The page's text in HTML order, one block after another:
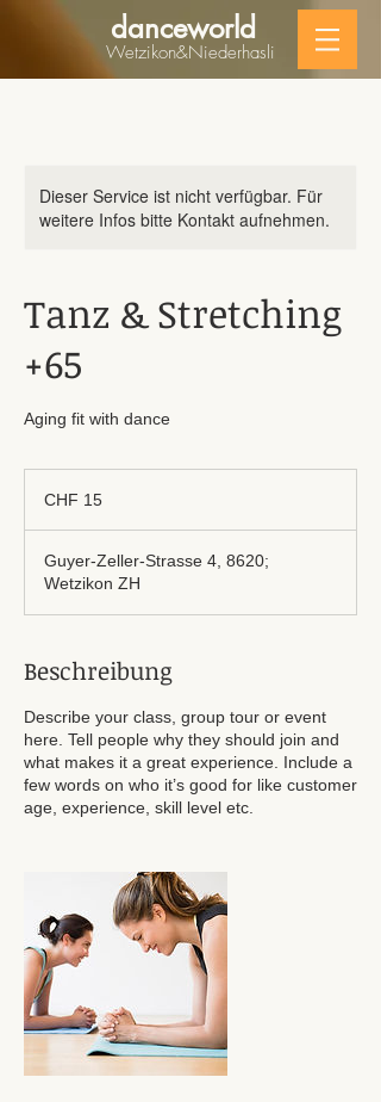
danceworld
Wetzikon&Niederhasli
Dieser Service ist nicht verfügbar. Für
weitere Infos bitte Kontakt aufnehmen.
Tanz & Stretching
+65
Aging fit with dance
Franken
CHF 15
Guyer-Zeller-Strasse 4, 8620;
Wetzikon ZH
Beschreibung
Describe your class, group tour or event
here. Tell people why they should join and
what makes it a great experience. Include a
few words on who it’s good for like customer
age, experience, skill level etc.